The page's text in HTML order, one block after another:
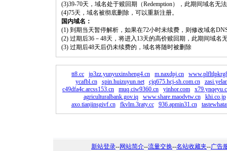
(3)39-70天，域名处于赎回期（Redemption），此期间域名无
(4)75天，域名被彻底删除，可以重新注册。
国内域名：
(1) 到期当天暂停解析，如果在72小时未续费，则修改域名
(2) 过期后36－48天，将进入13天的高价赎回期，此期间域名
(3) 过期后48天后仍未续费的，域名将随时被删除
tt8.cc jp3zz.yunyuxinsheng4.cn m.naxdpj.cn
ycafbl.cn
spin.huizuyun.net cjq675.hcj-sh.com.cn
c49dfa4c.arcss153.cn
muq.ciw9360.cn yinhor.com
agriculturalbank.gov.iq
www.share.maodvtw.cn
khi.co.jp
axo.tianjinsgivf.cn
fkvlm.3raty.cc 936.apmin31.cn
新站登录--网站简介--流量交换--名站收藏夹--广告